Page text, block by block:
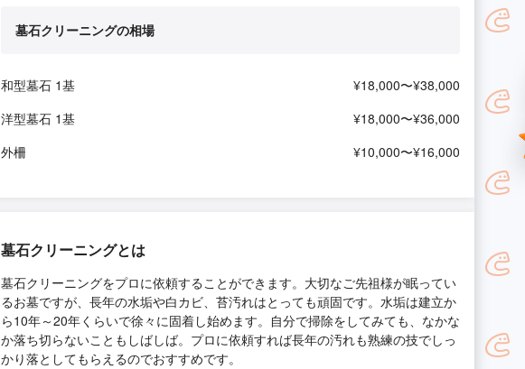
墓石クリーニングの相場
和型墓石 1基
¥18,000〜¥38,000
洋型墓石 1基
¥18,000〜¥36,000
外柵
¥10,000〜¥16,000
墓石クリーニングとは
墓石クリーニングをプロに依頼することができます。大切なご先祖様が眠ってい
るお墓ですが、長年の水垢や白カビ、苔汚れはとっても頑固です。水垢は建立か
ら10年～20年くらいで徐々に固着し始めます。自分で掃除をしてみても、なかな
か落ち切らないこともしばしば。プロに依頼すれば長年の汚れも熟練の技でしっ
かり落としてもらえるのでおすすめです。